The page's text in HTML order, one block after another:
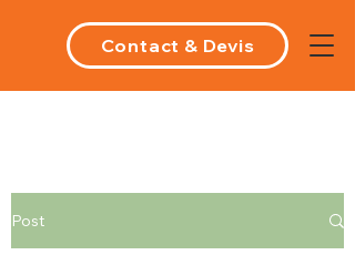
Contact & Devis
Post